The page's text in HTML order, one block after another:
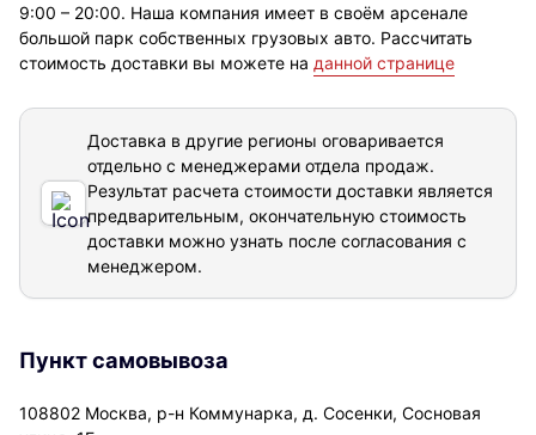
9:00 – 20:00. Наша компания имеет в своём арсенале
большой парк собственных грузовых авто. Рассчитать
стоимость доставки вы можете на данной странице
Доставка в другие регионы оговаривается
отдельно с менеджерами отдела продаж.
Результат расчета стоимости доставки является
предварительным, окончательную стоимость
доставки можно узнать после согласования с
менеджером.
Пункт самовывоза
108802 Москва, р-н Коммунарка, д. Сосенки, Сосновая